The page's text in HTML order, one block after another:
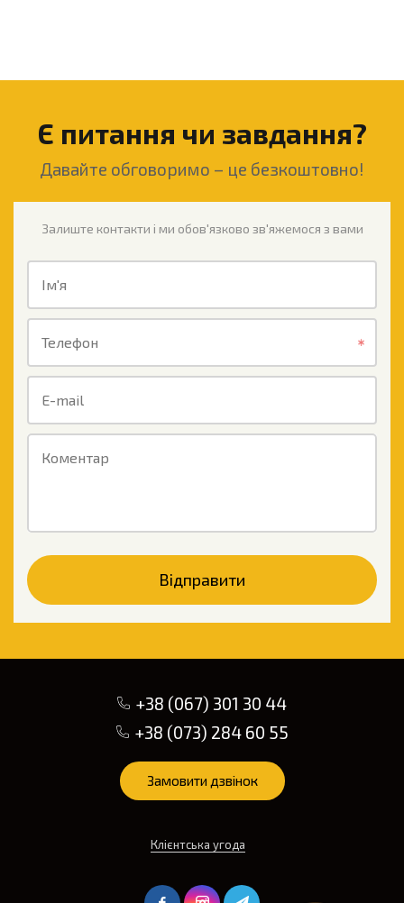
Є питання чи завдання?
Давайте обговоримо – це безкоштовно!
Залиште контакти і ми обов'язково зв'яжемося з вами
Ім'я
Телефон
E-mail
Коментар
Відправити
+38 (067) 301 30 44
+38 (073) 284 60 55
Замовити дзвінок
Клієнтська угода